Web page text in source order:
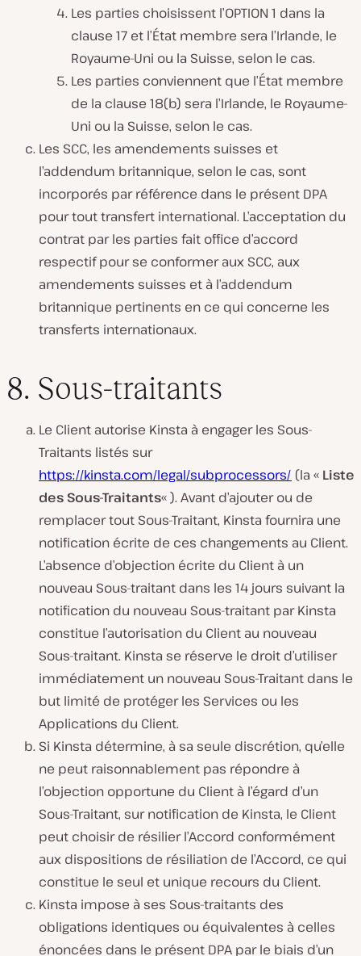
Les parties choisissent l’OPTION 1 dans la
clause 17 et l’État membre sera l’Irlande, le
Royaume-Uni ou la Suisse, selon le cas.
Les parties conviennent que l’État membre
de la clause 18(b) sera l’Irlande, le Royaume-
Uni ou la Suisse, selon le cas.
Les SCC, les amendements suisses et
l’addendum britannique, selon le cas, sont
incorporés par référence dans le présent DPA
pour tout transfert international. L’acceptation du
contrat par les parties fait office d’accord
respectif pour se conformer aux SCC, aux
amendements suisses et à l’addendum
britannique pertinents en ce qui concerne les
transferts internationaux.
8. Sous-traitants
Le Client autorise Kinsta à engager les Sous-
Traitants listés sur
https://kinsta.com/legal/subprocessors/ (la « Liste
des Sous-Traitants« ). Avant d’ajouter ou de
remplacer tout Sous-Traitant, Kinsta fournira une
notification écrite de ces changements au Client.
L’absence d’objection écrite du Client à un
nouveau Sous-traitant dans les 14 jours suivant la
notification du nouveau Sous-traitant par Kinsta
constitue l’autorisation du Client au nouveau
Sous-traitant. Kinsta se réserve le droit d’utiliser
immédiatement un nouveau Sous-Traitant dans le
but limité de protéger les Services ou les
Applications du Client.
Si Kinsta détermine, à sa seule discrétion, qu’elle
ne peut raisonnablement pas répondre à
l’objection opportune du Client à l’égard d’un
Sous-Traitant, sur notification de Kinsta, le Client
peut choisir de résilier l’Accord conformément
aux dispositions de résiliation de l’Accord, ce qui
constitue le seul et unique recours du Client.
Kinsta impose à ses Sous-traitants des
obligations identiques ou équivalentes à celles
énoncées dans le présent DPA par le biais d’un